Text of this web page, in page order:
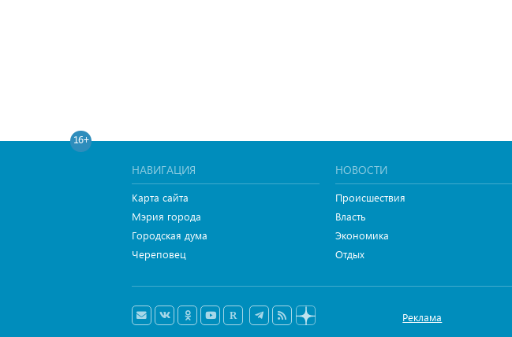
16+
НАВИГАЦИЯ
Карта сайта
Мэрия города
Городская дума
Череповец
НОВОСТИ
Происшествия
Власть
Экономика
Отдых
Реклама